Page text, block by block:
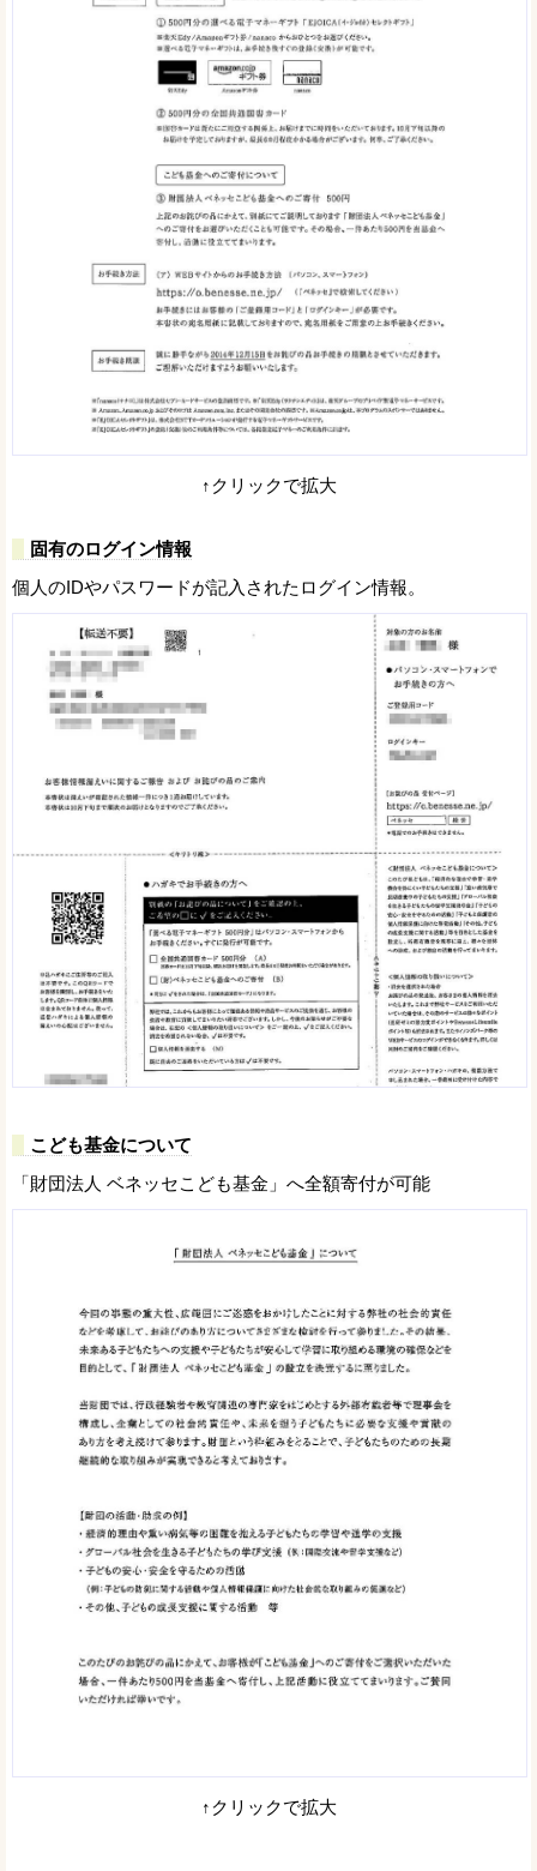
↑クリックで拡大
固有のログイン情報
個人のIDやパスワードが記入されたログイン情報。
こども基金について
「財団法人 ベネッセこども基金」へ全額寄付が可能
↑クリックで拡大